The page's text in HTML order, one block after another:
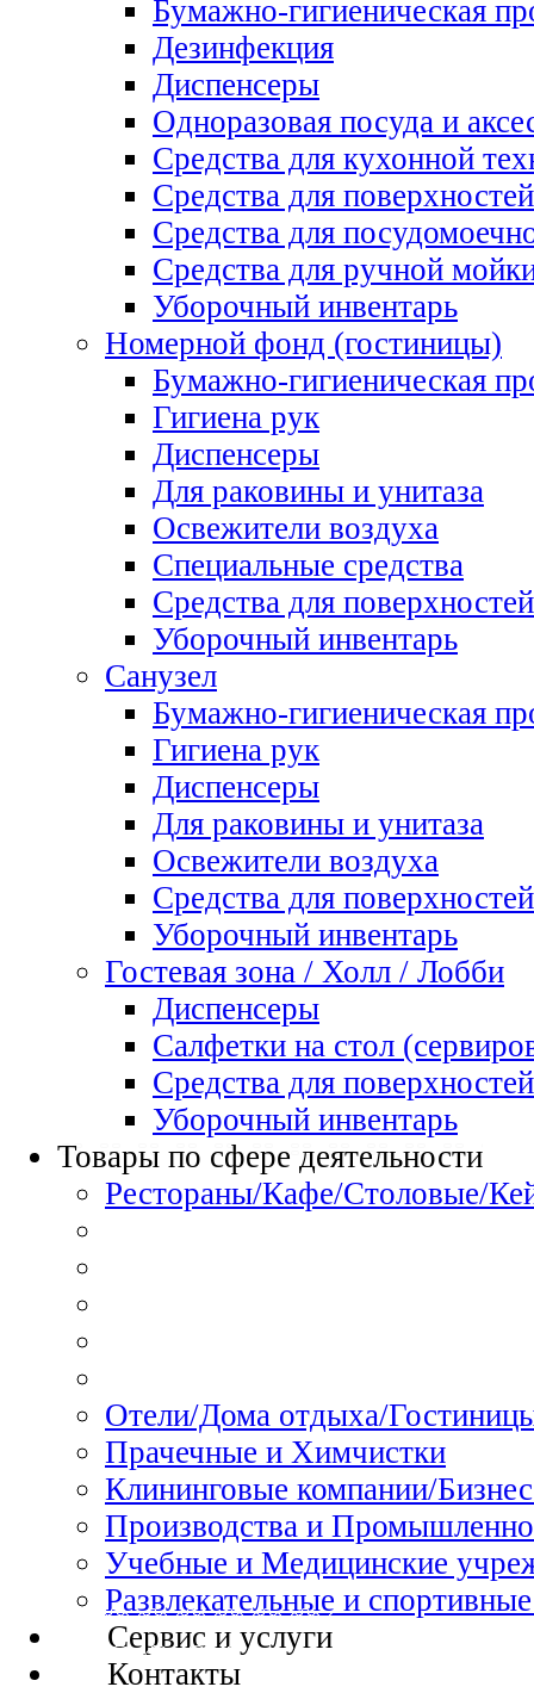
Бумажно-гигиеническая
Дезинфекция
Диспенсеры
Одноразовая посуда и
Средства для кухонной
Средства для поверхностей
Средства для
Средства для ручной
Уборочный инвентарь
Номерной фонд (гостиницы)
Бумажно-гигиеническая
Гигиена рук
Диспенсеры
Для раковины и унитаза
Освежители воздуха
Специальные средства
Средства для поверхностей
Уборочный инвентарь
Санузел
Бумажно-гигиеническая
Гигиена рук
Диспенсеры
Для раковины и унитаза
Освежители воздуха
Средства для поверхностей
Уборочный инвентарь
Гостевая зона / Холл / Лобби
Диспенсеры
Салфетки на стол
Средства для поверхностей
Уборочный инвентарь
Товары по сфере деятельности
Рестораны/Кафе/Столовые/
Отели/Дома отдыха/
Прачечные и Химчистки
Клининговые компании/
Производства и
Учебные и Медицинские
Развлекательные и
Сервис и услуги
Контакты